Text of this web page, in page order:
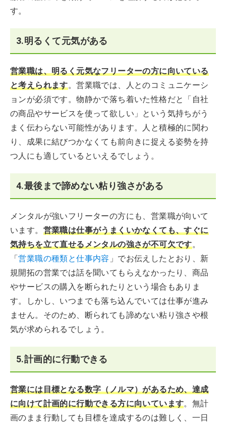
す。
3.明るくて元気がある
営業職は、明るく元気なフリーターの方に向いている
と考えられます。営業職では、人とのコミュニケーシ
ョンが必須です。物静かで落ち着いた性格だと「自社
の商品やサービスを使って欲しい」という気持ちがう
まく伝わらない可能性があります。人と積極的に関わ
り、成果に結びつかなくても前向きに捉える姿勢を持
つ人にも適しているといえるでしょう。
4.最後まで諦めない粘り強さがある
メンタルが強いフリーターの方にも、営業職が向いて
います。 営業職は仕事がうまくいかなくても、すぐに
気持ちを立て直せるメンタルの強さが不可欠です。
「営業職の種類と仕事内容 」でお伝えしたとおり、新
規開拓の営業では話を聞いてもらえなかったり、商品
やサービスの購入を断られたりという場合もありま
す。しかし、いつまでも落ち込んでいては仕事が進み
ません。そのため、断られても諦めない粘り強さや根
気が求められるでしょう。
5.計画的に行動できる
営業には目標となる数字（ノルマ）があるため、達成
に向けて計画的に行動できる方に向いています。無計
画のまま行動しても目標を達成するのは難しく、一日